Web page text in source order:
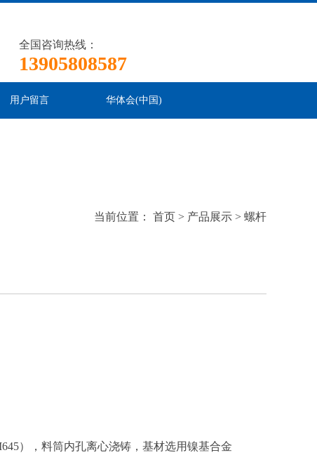
全国咨询热线：
13905808587
用户留言 华体会(中国)
当前位置： 首页 > 产品展示 > 螺杆
），料筒内孔离心浇铸，基材选用镍基合金